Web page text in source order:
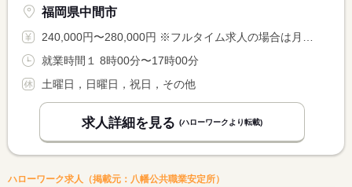
福岡県中間市
240,000円〜280,000円 ※フルタイム求人の場合は月額（換算額）、パート求人の場合は時間額を表示しています。
就業時間１ 8時00分〜17時00分
土曜日，日曜日，祝日，その他
求人詳細を見る (ハローワークより転載)
ハローワーク求人（掲載元：八幡公共職業安定所）